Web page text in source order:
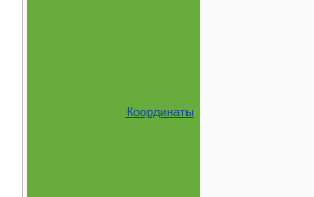
Координаты